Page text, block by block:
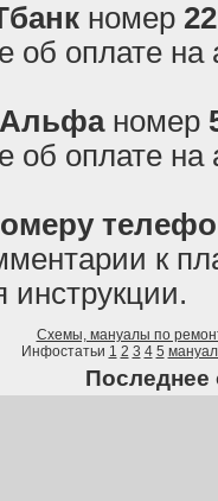
номер
об оплате на
Альфаномер
об оплате на
к
инструкции.
Схемы, мануалы по
Инфостатьи 1 2 3 4 5